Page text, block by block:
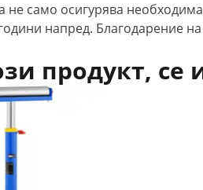
само осигурява
напред. Благодарение
продукт, се